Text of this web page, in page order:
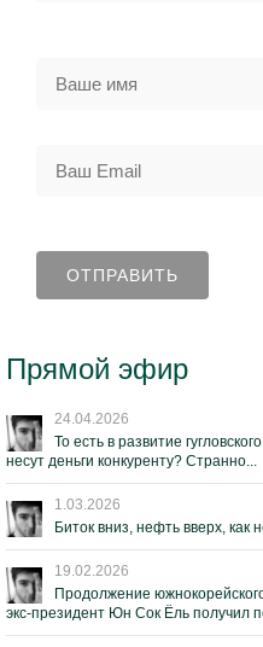
Прямой эфир
24.04.2026
То есть в развитие
несут деньги конкуренту? Странно...
1.03.2026
Биток вниз, нефть вверх, как
19.02.2026
Продолжение
экс-президент Юн Сок Ёль получил